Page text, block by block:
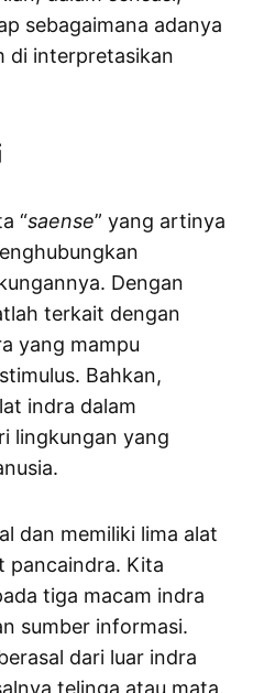
sebagaimana adanya
di interpretasikan
“saense” yang artinya
Dengan
terkait dengan
yang mampu
Bahkan,
indra dalam
lingkungan yang
dan memiliki lima alat
pancaindra. Kita
tiga macam indra
sumber informasi.
dari luar indra
telinga atau mata.